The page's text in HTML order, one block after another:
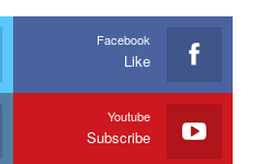
Facebook
Like
Youtube
Subscribe